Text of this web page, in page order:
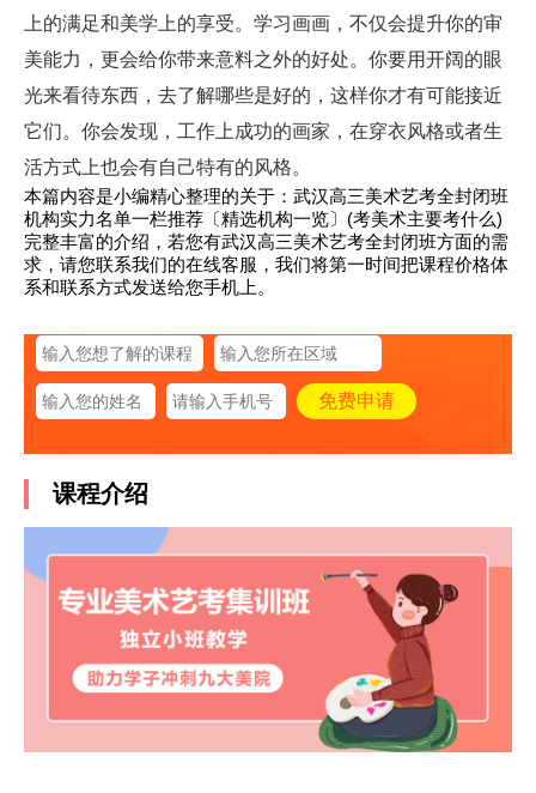
上的满足和美学上的享受。学习画画，不仅会提升你的审
美能力，更会给你带来意料之外的好处。你要用开阔的眼
光来看待东西，去了解哪些是好的，这样你才有可能接近
它们。你会发现，工作上成功的画家，在穿衣风格或者生
活方式上也会有自己特有的风格。
本篇内容是小编精心整理的关于：武汉高三美术艺考全封闭班
机构实力名单一栏推荐〔精选机构一览〕(考美术主要考什么)
完整丰富的介绍，若您有武汉高三美术艺考全封闭班方面的需
求，请您联系我们的在线客服，我们将第一时间把课程价格体
系和联系方式发送给您手机上。
课程介绍